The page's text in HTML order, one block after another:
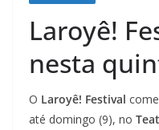
Laroyê!
nesta
O Laroyê! Festival
até domingo (9), no